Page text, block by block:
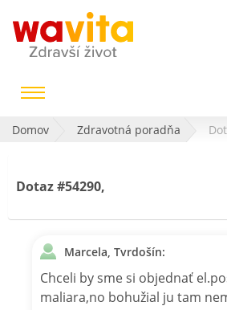
Domov Zdravotná poradňa
Dotaz #54290,
Marcela, Tvrdošín:
Chceli by sme si objednať
maliara,no bohužial ju tam